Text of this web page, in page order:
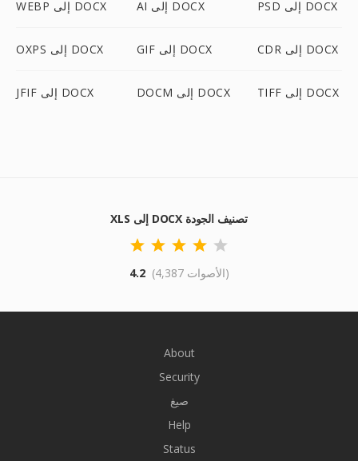
WEBP إلى DOCX AI إلى DOCX PSD إلى DOCX
OXPS إلى DOCX GIF إلى DOCX CDR إلى DOCX
JFIF إلى DOCX DOCM إلى DOCX TIFF إلى DOCX
XLS إلى DOCX تصنيف الجودة
4.2 (4,387 الأصوات)
About
Security
صيغ
Help
Status